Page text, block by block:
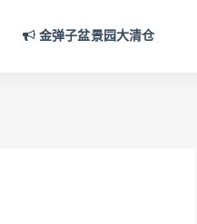
金弹子盆景园大清仓